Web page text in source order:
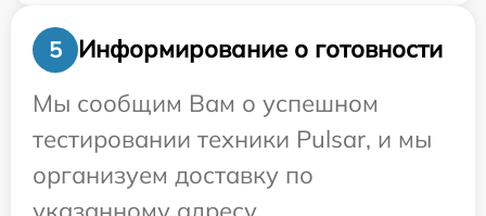
5
Информирование о готовности
Мы сообщим Вам о успешном
тестировании техники Pulsar, и мы
организуем доставку по